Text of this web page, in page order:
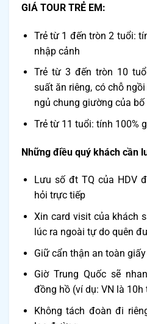
GIÁ TOUR TRẺ EM:
Trẻ từ 1 đến tròn 2 tuổi:
nhập cảnh
Trẻ từ 3 đến tròn 10
suất ăn riêng, có chỗ
ngủ chung giường của bố
Trẻ từ 11 tuổi: tính 100%
Những điều quý khách cần
Lưu số đt TQ của HDV
hỏi trực tiếp
Xin card visit của khách
lúc ra ngoài tự do quên
Giữ cẩn thận an toàn
Giờ Trung Quốc sẽ
đồng hồ (ví dụ: VN là 10h
Không tách đoàn đi